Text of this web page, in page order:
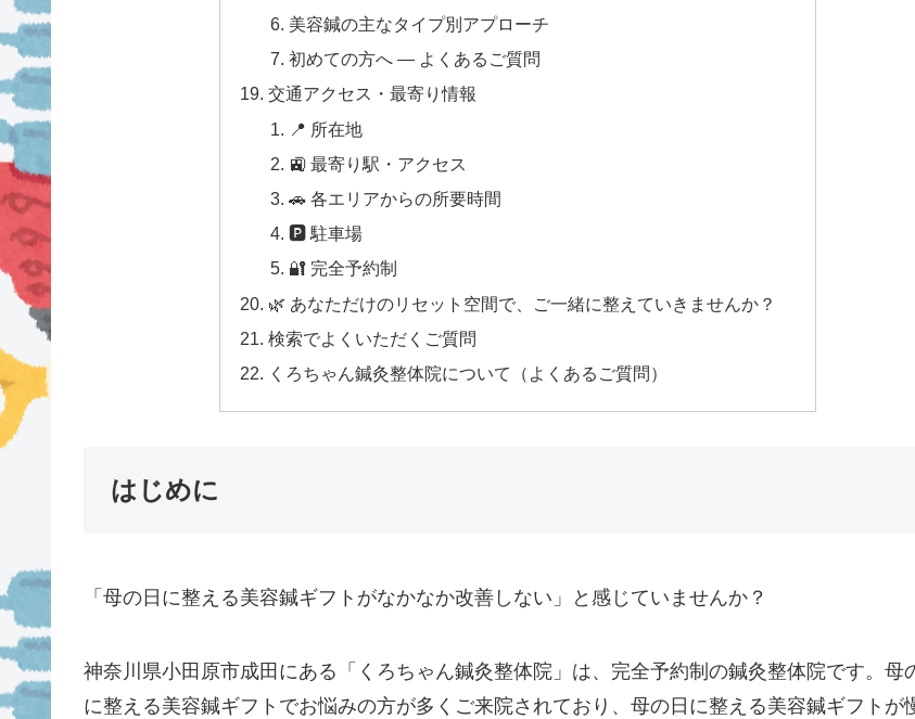
美容鍼の主なタイプ別アプローチ
初めての方へ — よくあるご質問
交通アクセス・最寄り情報
📍 所在地
🚉 最寄り駅・アクセス
🚗 各エリアからの所要時間
🅿 駐車場
🔐 完全予約制
🌿 あなただけのリセット空間で、ご一緒に整えていきませんか？
検索でよくいただくご質問
くろちゃん鍼灸整体院について（よくあるご質問）
はじめに
「母の日に整える美容鍼ギフトがなかなか改善しない」と感じていませんか？
神奈川県小田原市成田にある「くろちゃん鍼灸整体院」は、完全予約制の鍼灸整体院です。母
に整える美容鍼ギフトでお悩みの方が多くご来院されており、母の日に整える美容鍼ギフトが